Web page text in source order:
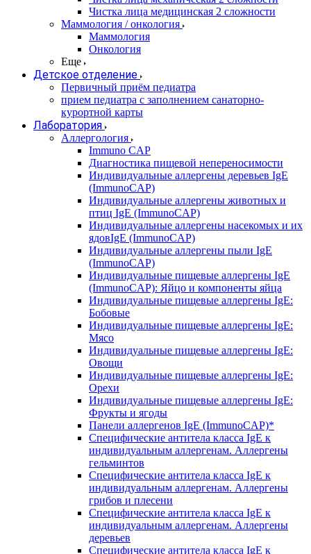
Чистка лица медицинская 2 сложности
Маммология / онкология
Маммология
Онкология
Еще
Детское отделение
Первичный приём педиатра
прием педиатра с заполнением санаторно-
курортной карты
Лаборатория
Аллергология
Immuno CAP
Диагностика пищевой непереносимости
Индивидуальные аллергены деревьев IgE
(ImmunoCAP)
Индивидуальные аллергены животных и
птиц IgE (ImmunoCAP)
Индивидуальные аллергены насекомых и их
ядовIgE (ImmunoCAP)
Индивидуальные аллергены пыли IgE
(ImmunoCAP)
Индивидуальные пищевые аллергены IgE
(ImmunoCAP): Яйцо и компоненты яйца
Индивидуальные пищевые аллергены IgE:
Бобовые
Индивидуальные пищевые аллергены IgE:
Мясо
Индивидуальные пищевые аллергены IgE:
Овощи
Индивидуальные пищевые аллергены IgE:
Орехи
Индивидуальные пищевые аллергены IgE:
Фрукты и ягоды
Панели аллергенов IgE (ImmunoCAP)*
Специфические антитела класса IgE к
индивидуальным аллергенам. Аллергены
гельминтов
Специфические антитела класса IgE к
индивидуальным аллергенам. Аллергены
грибов и плесени
Специфические антитела класса IgE к
индивидуальным аллергенам. Аллергены
деревьев
Специфические антитела класса IgE к